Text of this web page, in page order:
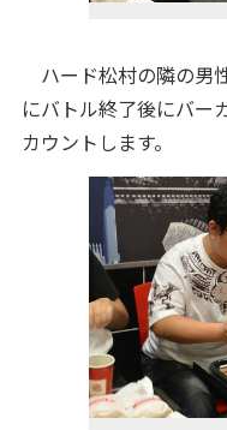
ハード松村の隣の男
にバトル終了後にバー
カウントします。